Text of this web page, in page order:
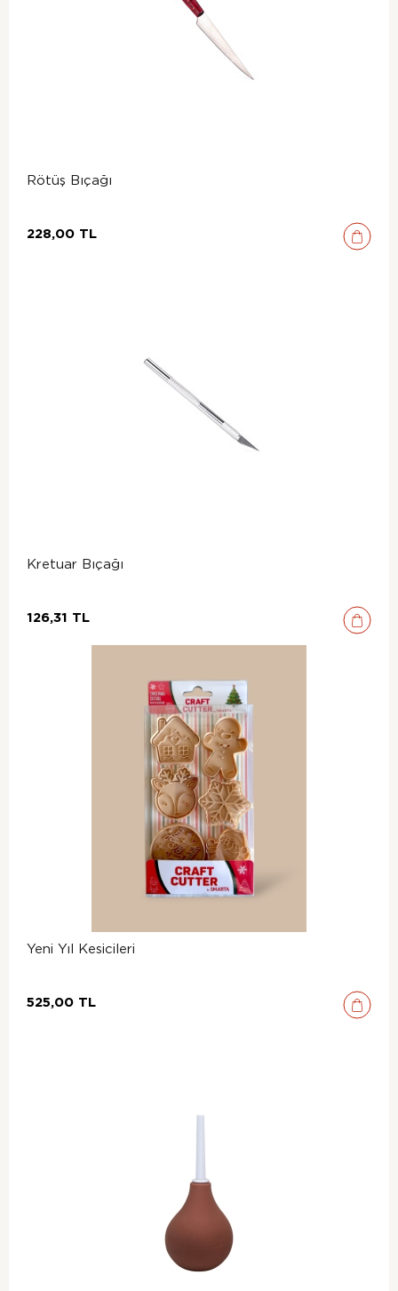
Rötüş Bıçağı
228,00 TL
Kretuar Bıçağı
126,31 TL
Yeni Yıl Kesicileri
525,00 TL